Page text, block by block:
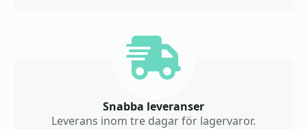
Snabba leveranser
Leverans inom tre dagar för lagervaror.